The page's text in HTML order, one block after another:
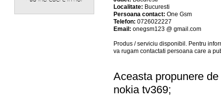
Localitate: Bucuresti
Persoana contact: One Gsm
Telefon: 0726022227
Email: onegsm123 @ gmail.com
Produs / serviciu disponibil . Pentru
va rugam contactati persoana care a
Aceasta propunere
nokia tv369;